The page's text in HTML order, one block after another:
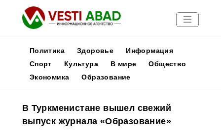
Новости
Медиа
Афиша
Политика Здоровье
Информация
Спорт
Культура В мире
Общество
Экономика
Образование
В Туркменистане вышел свежий
выпуск журнала «Образование»